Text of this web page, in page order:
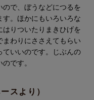
で、ぼうなどにつるを
す。ほかにもいろいろな
はりついたりまきひげを
わりにささえてもらい
ていいのです。じぶんの
です。
スより）